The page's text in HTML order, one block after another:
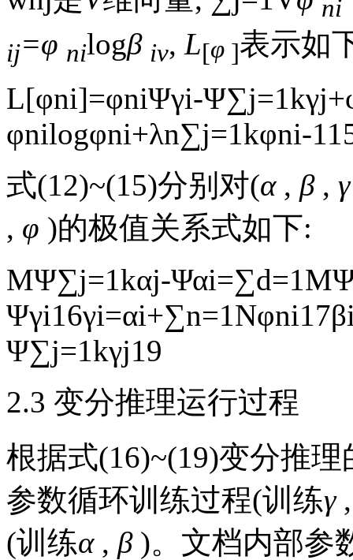
ni
ij=φ nilogβ iv, L[φ ]表示如
L[φni]=φniΨγi-Ψ∑j=1kγj+
φnilogφni+λn∑j=1kφni-1
式(12)~(15)分别对(α , β ,
, φ )的极值关系式如下:
MΨ∑j=1kαj-Ψαi=∑d=1 M
Ψγi16γi=αi+∑n=1 Nφni17β
Ψ∑j=1kγj19
2.3 变分推理运行过程
根据式(16)~(19)变分推
参数循环训练过程(训练γ
(训练α , β )。文档内部参